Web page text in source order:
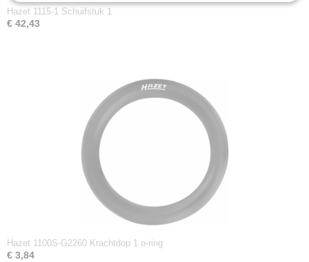
Hazet 1115-1 Schuifstuk 1
€ 42,43
Hazet 1100S-G2260 Krachtdop 1 o-ring
€ 3,84